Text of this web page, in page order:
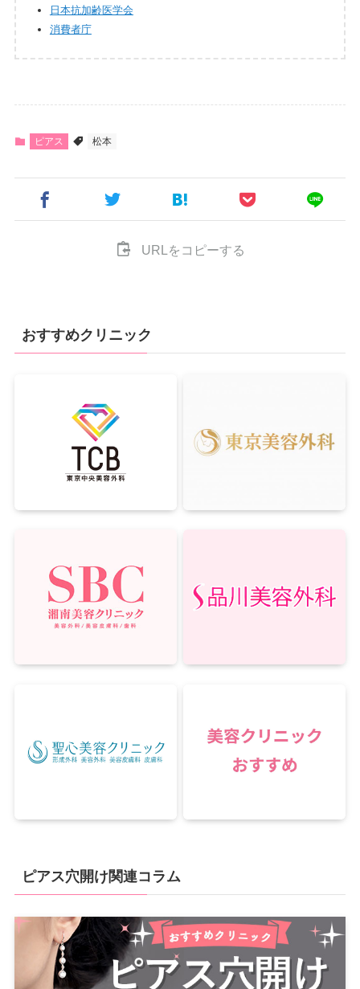
日本抗加齢医学会
消費者庁
ピアス 松本
URLをコピーする
おすすめクリニック
ピアス穴開け関連コラム